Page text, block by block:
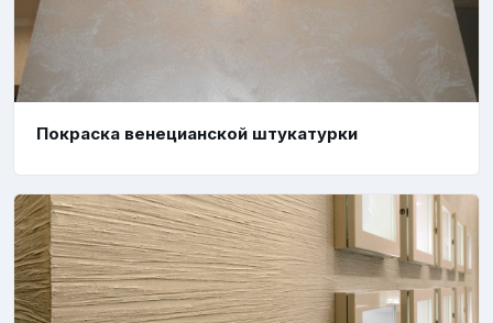
Покраска венецианской штукатурки